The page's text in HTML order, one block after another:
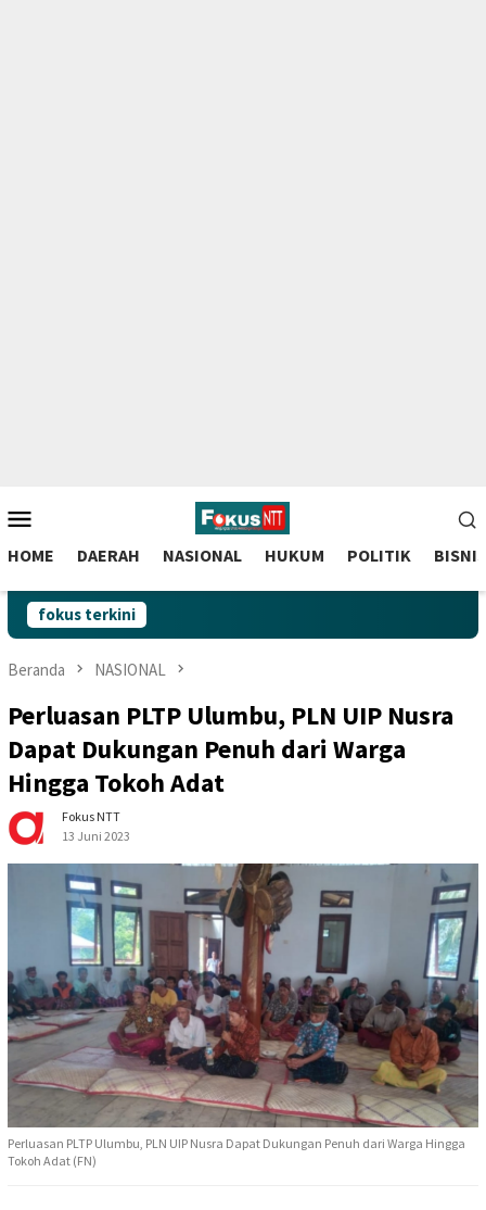
to
contentMobile
HOME DAERAH NASIONAL HUKUM POLITIK BISNIS
fokus terkini
Beranda NASIONAL
Perluasan PLTP Ulumbu, PLN UIP Nusra
Dapat Dukungan Penuh dari Warga
Hingga Tokoh Adat
Fokus NTT
13 Juni 2023
Perluasan PLTP Ulumbu, PLN UIP Nusra Dapat Dukungan Penuh dari Warga Hingga
Tokoh Adat (FN)